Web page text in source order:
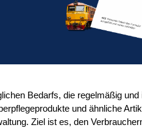
Bedarfs, die regelmäßig
und ähnliche
Ziel ist es, den